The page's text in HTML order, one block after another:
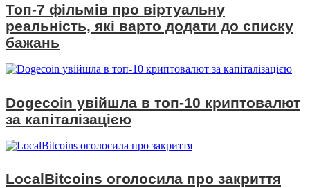
Топ-7 фільмів про віртуальну
реальність, які варто додати до списку
бажань
Dogecoin увійшла в топ-10 криптовалют
за капіталізацією
LocalBitcoins оголосила про закриття